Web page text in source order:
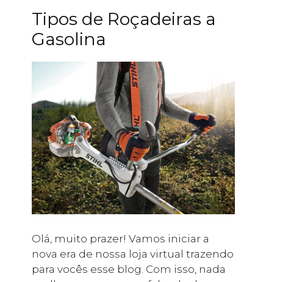
Tipos de Roçadeiras a
Gasolina
Olá, muito prazer! Vamos iniciar a
nova era de nossa loja virtual trazendo
para vocês esse blog. Com isso, nada